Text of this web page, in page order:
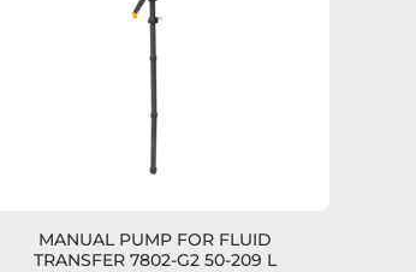
MANUAL PUMP FOR FLUID
TRANSFER 7802-G2 50-209 L